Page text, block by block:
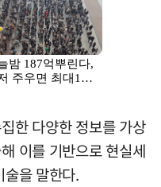
한 다양한 정보를 가상
이를 기반으로 현실세
을 말한다.